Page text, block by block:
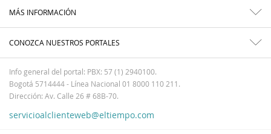
MÁS INFORMACIÓN
CONOZCA NUESTROS PORTALES
Info general del portal: PBX: 57 (1) 2940100.
Bogotá 5714444 - Línea Nacional 01 8000 110 211.
Dirección: Av. Calle 26 # 68B-70.
servicioalclienteweb@eltiempo.com